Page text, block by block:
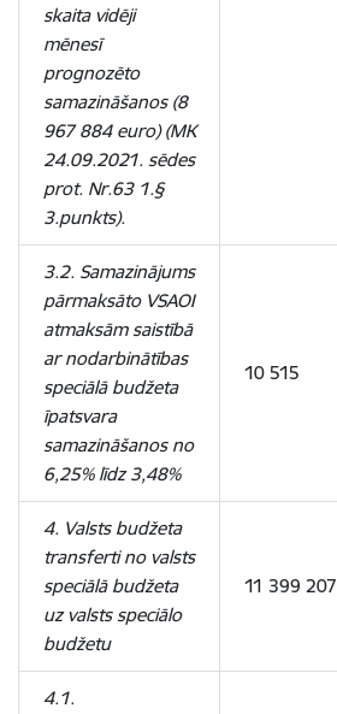
skaita vidēji
mēnesī
prognozēto
samazināšanos (8
967 884 euro) (MK
24.09.2021. sēdes
prot. Nr.63 1.§
3.punkts).
3.2. Samazinājums
pārmaksāto VSAOI
atmaksām saistībā
ar nodarbinātības
speciālā budžeta
īpatsvara
samazināšanos no
6,25% līdz 3,48%
10 515
4. Valsts budžeta
transferti no valsts
speciālā budžeta
uz valsts speciālo
budžetu
11 399 207
4.1.